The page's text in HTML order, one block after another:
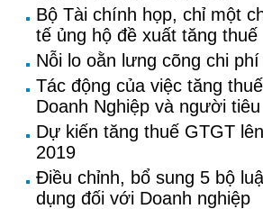
Bộ Tài chính họp, chỉ một
tế ủng hộ đề xuất tăng thuế
Nỗi lo oằn lưng cõng chi
Tác động của việc tăng
Doanh Nghiệp và người
Dự kiến tăng thuế GTGT
2019
Điều chỉnh, bổ sung 5 bộ
dụng đối với Doanh nghiệp